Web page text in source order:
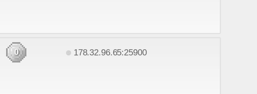
0 178.32.96.65:25900